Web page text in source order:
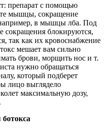
препарат с помощью
мышцы, сокращение
в мышцы лба. Под
сокращения блокируются,
так как их кровоснабжение
мешает вам сильно
брови, морщить нос и т.
нужно обращаться
который подберет
лицо выглядело
максимальную дозу,